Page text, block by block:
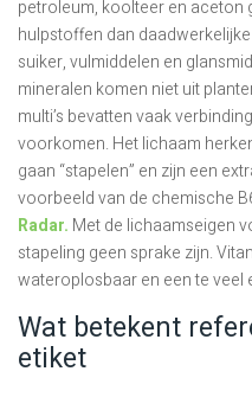
petroleum, koolteer en aceton
hulpstoffen dan
suiker, vulmiddelen en
mineralen komen niet uit
multi’s bevatten vaak
voorkomen. Het lichaam
gaan “stapelen” en zijn een
voorbeeld van de chemische
Radar. Met de lichaamseigen
stapeling geen sprake zijn.
wateroplosbaar en een te veel
Wat betekent
etiket